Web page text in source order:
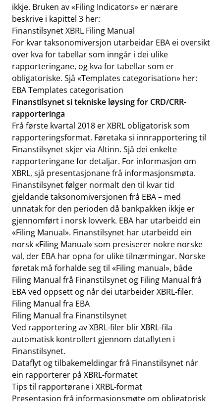
ikkje. Bruken av «Filing Indicators» er nærare
beskrive i kapittel 3 her:
Finanstilsynet XBRL Filing Manual
For kvar taksonomiversjon utarbeidar EBA ei oversikt
over kva for tabellar som inngår i dei ulike
rapporteringane, og kva for tabellar som er
obligatoriske. Sjå «Templates categorisation» her:
EBA Templates categorisation
Finanstilsynet si tekniske løysing for CRD/CRR-
rapporteringa
Frå første kvartal 2018 er XBRL obligatorisk som
rapporteringsformat. Føretaka si innrapportering til
Finanstilsynet skjer via Altinn. Sjå dei enkelte
rapporteringane for detaljar. For informasjon om
XBRL, sjå presentasjonane frå informasjonsmøta.
Finanstilsynet følger normalt den til kvar tid
gjeldande taksonomiversjonen frå EBA – med
unnatak for den perioden då bankpakken ikkje er
gjennomført i norsk lovverk. EBA har utarbeidd ein
«Filing Manual». Finanstilsynet har utarbeidd ein
norsk «Filing Manual» som presiserer nokre norske
val, der EBA har opna for ulike tilnærmingar. Norske
føretak må forhalde seg til «Filing manual», både
Filing Manual frå Finanstilsynet og Filing Manual frå
EBA ved oppsett og når dei utarbeider XBRL-filer.
Filing Manual fra EBA
Filing Manual fra Finanstilsynet
Ved rapportering av XBRL-filer blir XBRL-fila
automatisk kontrollert gjennom dataflyten i
Finanstilsynet.
Dataflyt og tilbakemeldingar frå Finanstilsynet når
ein rapporterer på XBRL-formatet
Tips til rapportørane i XRBL-format
Presentasjon frå informasjonsmøte om obligatorisk